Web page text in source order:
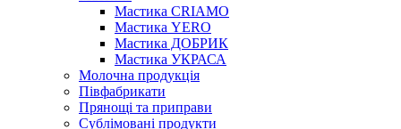
Мастика CRIAMO
Мастика YERO
Мастика ДОБРИК
Мастика УКРАСА
Молочна продукція
Півфабрикати
Прянощі та приправи
Сублімовані продукти